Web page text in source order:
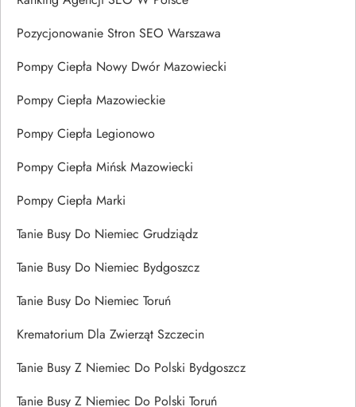
Pozycjonowanie Stron SEO Warszawa
Pompy Ciepła Nowy Dwór Mazowiecki
Pompy Ciepła Mazowieckie
Pompy Ciepła Legionowo
Pompy Ciepła Mińsk Mazowiecki
Pompy Ciepła Marki
Tanie Busy Do Niemiec Grudziądz
Tanie Busy Do Niemiec Bydgoszcz
Tanie Busy Do Niemiec Toruń
Krematorium Dla Zwierząt Szczecin
Tanie Busy Z Niemiec Do Polski Bydgoszcz
Tanie Busy Z Niemiec Do Polski Toruń